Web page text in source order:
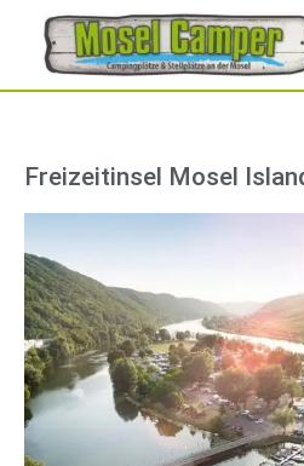
Freizeitinsel Mosel